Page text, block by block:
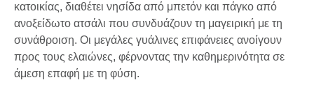
κατοικίας, διαθέτει νησίδα από μπετόν και πάγκο από
ανοξείδωτο ατσάλι που συνδυάζουν τη μαγειρική με τη
συνάθροιση. Οι μεγάλες γυάλινες επιφάνειες ανοίγουν
προς τους ελαιώνες, φέρνοντας την καθημερινότητα σε
άμεση επαφή με τη φύση.